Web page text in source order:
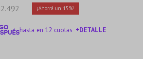
2.492 15
hasta en 12 cuotas +DETALLE